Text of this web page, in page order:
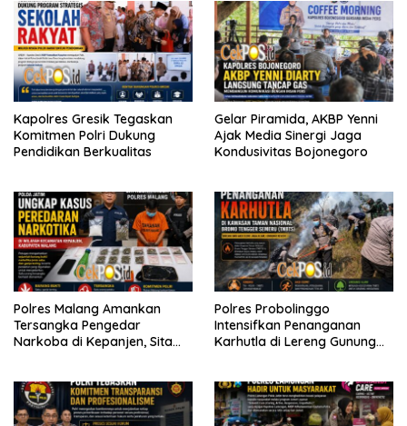
Kapolres Gresik Tegaskan
Komitmen Polri Dukung
Pendidikan Berkualitas
Gelar Piramida, AKBP Yenni
Ajak Media Sinergi Jaga
Kondusivitas Bojonegoro
Polres Malang Amankan
Tersangka Pengedar
Narkoba di Kepanjen, Sita
Polres Probolinggo
Intensifkan Penanganan
Karhutla di Lereng Gunung